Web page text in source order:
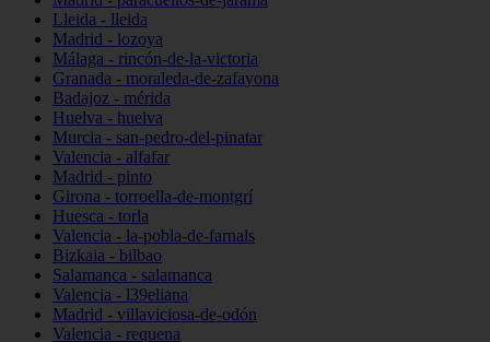
Lleida - lleida
Madrid - lozoya
Málaga - rincón-de-la-victoria
Granada - moraleda-de-zafayona
Badajoz - mérida
Huelva - huelva
Murcia - san-pedro-del-pinatar
Valencia - alfafar
Madrid - pinto
Girona - torroella-de-montgrí
Huesca - torla
Valencia - la-pobla-de-farnals
Bizkaia - bilbao
Salamanca - salamanca
Valencia - l39eliana
Madrid - villaviciosa-de-odón
Valencia - requena